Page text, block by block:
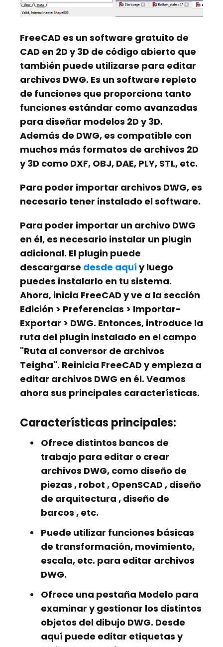
FreeCAD es un software gratuito de
CAD en 2D y 3D de código abierto que
también puede utilizarse para editar
archivos DWG. Es un software repleto
de funciones que proporciona tanto
funciones estándar como avanzadas
para diseñar modelos 2D y 3D.
Además de DWG, es compatible con
muchos más formatos de archivos 2D
y 3D como DXF, OBJ, DAE, PLY, STL, etc.
Para poder importar archivos DWG, es
necesario tener instalado el software.
Para poder importar un archivo DWG
en él, es necesario instalar un plugin
adicional. El plugin puede
descargarse desde aquí y luego
puedes instalarlo en tu sistema.
Ahora, inicia FreeCAD y ve a la sección
Edición > Preferencias > Importar-
Exportar > DWG. Entonces, introduce la
ruta del plugin instalado en el campo
"Ruta al conversor de archivos
Teigha". Reinicia FreeCAD y empieza a
editar archivos DWG en él. Veamos
ahora sus principales características.
Características principales:
Ofrece distintos bancos de
trabajo para editar o crear
archivos DWG, como diseño de
piezas , robot , OpenSCAD , diseño
de arquitectura , diseño de
barcos , etc.
Puede utilizar funciones básicas
de transformación, movimiento,
escala, etc. para editar archivos
DWG.
Ofrece una pestaña Modelo para
examinar y gestionar los distintos
objetos del dibujo DWG. Desde
aquí puede editar etiquetas y